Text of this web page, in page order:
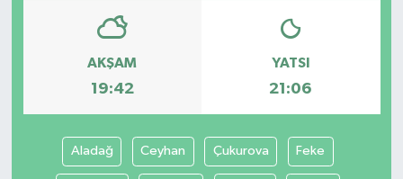
AKŞAM
19:42
YATSI
21:06
Aladağ Ceyhan Çukurova Feke